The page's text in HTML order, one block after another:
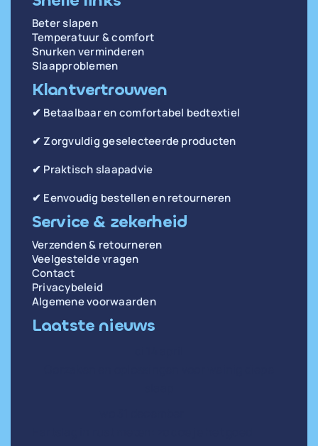
Beter slapen
Temperatuur & comfort
Snurken verminderen
Slaapproblemen
Klantvertrouwen
✔ Betaalbaar en comfortabel bedtextiel
✔ Zorgvuldig geselecteerde producten
✔ Praktisch slaapadvie
✔ Eenvoudig bestellen en retourneren
Service & zekerheid
Verzenden & retourneren
Veelgestelde vragen
Contact
Privacybeleid
Algemene voorwaarden
Laatste nieuws